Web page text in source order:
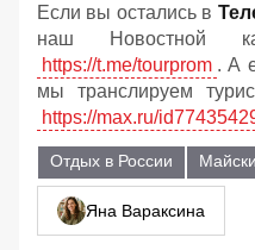
Если вы остались в
наш Новостной
https://t.me/tourprom . А
мы транслируем
https://max.ru/
Отдых в России
Яна Вараксина